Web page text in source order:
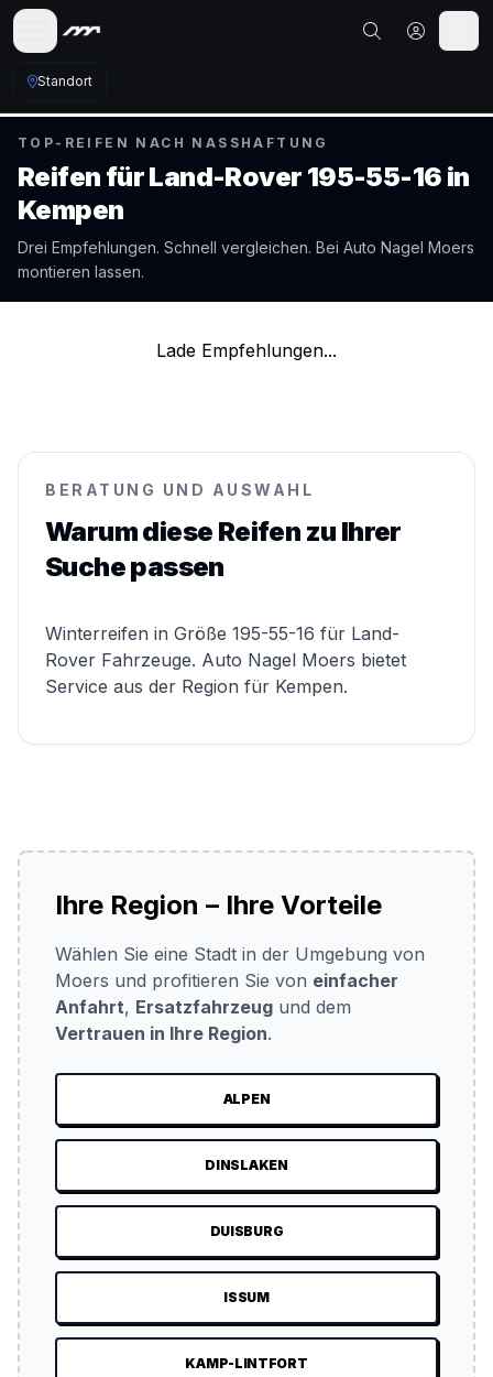
Standort
TOP-REIFEN NACH NASSHAFTUNG
Reifen fürLand-Rover 195-55-16 in
Kempen
Drei Empfehlungen. Schnell vergleichen. Bei Auto Nagel Moers
montieren lassen.
Lade Empfehlungen...
BERATUNG UND AUSWAHL
Warum diese Reifen zu Ihrer
Suche passen
Winterreifen in Größe 195-55-16 für Land-
Rover Fahrzeuge. Auto Nagel Moers bietet
Service aus der Region für Kempen.
Ihre Region – Ihre Vorteile
Wählen Sie eine Stadt in der Umgebung von
Moers und profitieren Sie von einfacher
Anfahrt, Ersatzfahrzeug und dem
Vertrauen in Ihre Region.
ALPEN
DINSLAKEN
DUISBURG
ISSUM
KAMP-LINTFORT